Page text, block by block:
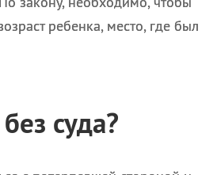
ребенка, место, где был
суда?